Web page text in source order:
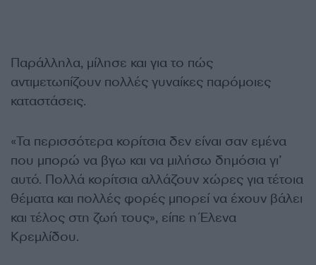
Παράλληλα, μίλησε και για το πώς
αντιμετωπίζουν πολλές γυναίκες παρόμοιες
καταστάσεις.
«Τα περισσότερα κορίτσια δεν είναι σαν εμένα
που μπορώ να βγω και να μιλήσω δημόσια γι’
αυτό. Πολλά κορίτσια αλλάζουν χώρες για τέτοια
θέματα και πολλές φορές μπορεί να έχουν βάλει
και τέλος στη ζωή τους», είπε η Έλενα
Κρεμλίδου.